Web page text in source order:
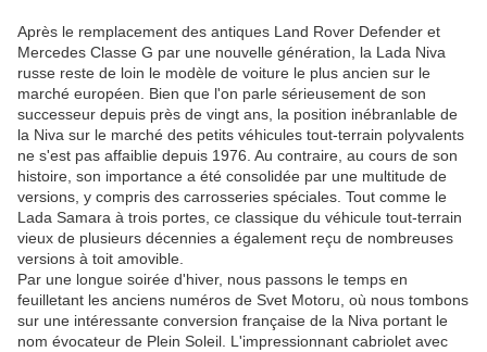
Après le remplacement des antiques Land Rover Defender et
Mercedes Classe G par une nouvelle génération, la Lada Niva
russe reste de loin le modèle de voiture le plus ancien sur le
marché européen. Bien que l'on parle sérieusement de son
successeur depuis près de vingt ans, la position inébranlable de
la Niva sur le marché des petits véhicules tout-terrain polyvalents
ne s'est pas affaiblie depuis 1976. Au contraire, au cours de son
histoire, son importance a été consolidée par une multitude de
versions, y compris des carrosseries spéciales. Tout comme le
Lada Samara à trois portes, ce classique du véhicule tout-terrain
vieux de plusieurs décennies a également reçu de nombreuses
versions à toit amovible.
Par une longue soirée d'hiver, nous passons le temps en
feuilletant les anciens numéros de Svet Motoru, où nous tombons
sur une intéressante conversion française de la Niva portant le
nom évocateur de Plein Soleil. L'impressionnant cabriolet avec